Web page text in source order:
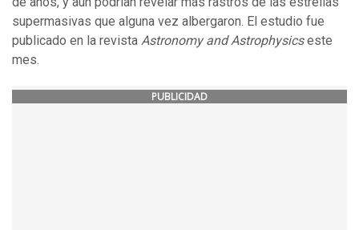
supermasivas que alguna vez albergaron. El estudio fue
publicado en la revista Astronomy and Astrophysicseste
mes.
PUBLICIDAD